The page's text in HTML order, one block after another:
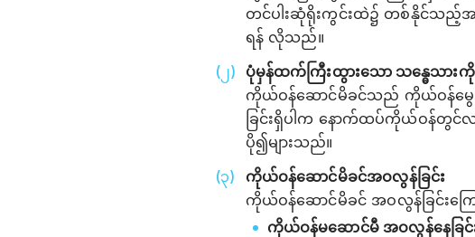
တင်ပါးဆုံရိုးကွင်းထဲ၌ တစ်နိုင်သည့်အ
ရန် လိုသည်။
ပုံမှန်ထက်ကြီးထွားသော သန္ဓေသားကို
ကိုယ်ဝန်ဆောင်မိခင်သည် ကိုယ်ဝန်မွေး
ခြင်းရှိပါက နောက်ထပ်ကိုယ်ဝန်တွ
ပို၍များသည်။
ကိုယ်ဝန်ဆောင်မိခင်အဝလွန်ခြင်း
ကိုယ်ဝန်ဆောင်မိခင် အဝလွန်ခြင်းကြ
ကိုယ်ဝန်မဆောင်မီ အဝလွန်နေခြင်